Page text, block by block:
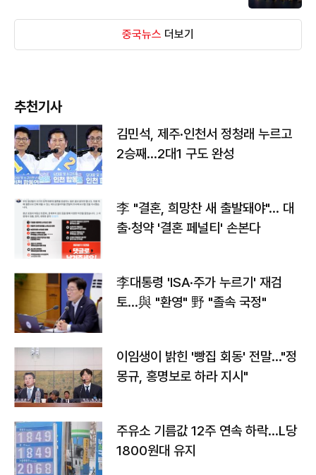
중국뉴스 더보기
추천기사
김민석, 제주·인천서 정청래 누르고
2승째…2대1 구도 완성
李 "결혼, 희망찬 새 출발돼야"… 대
출·청약 '결혼 페널티' 손본다
李대통령 'ISA·주가 누르기' 재검
토…與 "환영" 野 "졸속 국정"
이임생이 밝힌 '빵집 회동' 전말…"정
몽규, 홍명보로 하라 지시"
주유소 기름값 12주 연속 하락…L당
1800원대 유지